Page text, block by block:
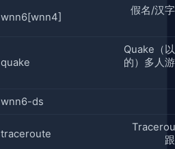
wnn6[wnn4]
假名/汉
quake
Quake（
的）多人
wnn6-ds
traceroute